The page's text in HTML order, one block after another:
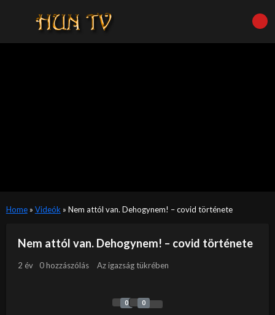
Home» Videók » Nem attól van. Dehogynem! – covid története
Nem attól van. Dehogynem! – covid története
2 év 0 hozzászólás Az igazság tükrében
0 0